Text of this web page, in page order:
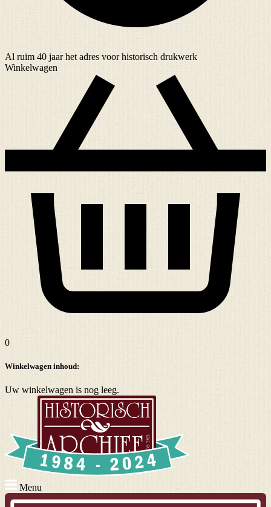
Al ruim 40 jaarhet adres voor historisch drukwerk
Winkelwagen
0
Winkelwagen inhoud:
Uw winkelwagen is nog leeg.
Menu